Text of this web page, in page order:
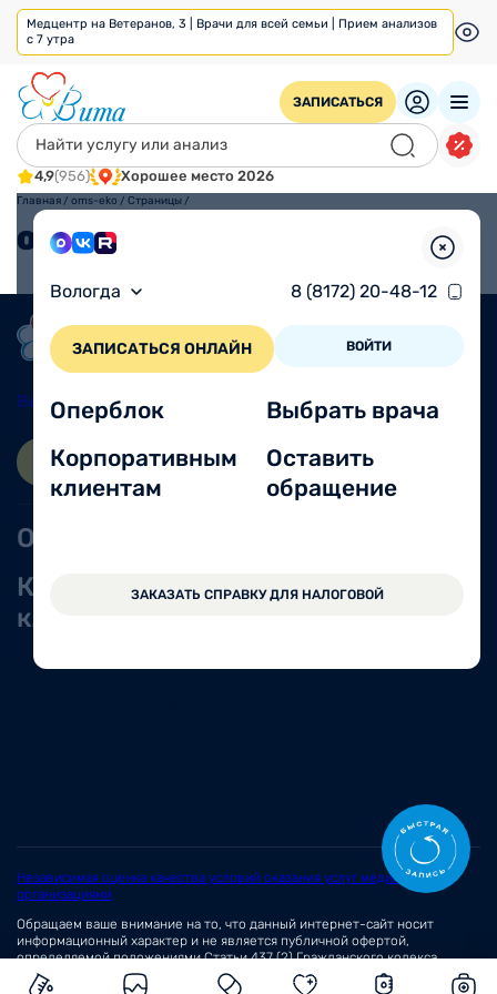
Медцентр на Ветеранов, 3 | Врачи для всей семьи | Прием анализов
с 7 утра
ЗАПИСАТЬСЯ
4,9(956) Хорошее место 2026
Вологда 8 (8172) 20-48-12
ЗАПИСАТЬСЯ ОНЛАЙН ВОЙТИ
Оперблок
Корпоративным
клиентам
Выбрать врача
Оставить
обращение
ЗАКАЗАТЬ СПРАВКУ ДЛЯ НАЛОГОВОЙ
Главная / oms-eko / Страницы /
ОМС ЭКО
Вологда 8 (8172) 20-48-12
ЗАПИСАТЬСЯ ОНЛАЙН ВОЙТИ
Оперблок
Корпоративным
клиентам
Оставить
Независимая оценка качества условий оказания услуг медицинскими
организациями
Обращаем ваше внимание на то, что данный интернет-сайт носит
информационный характер и не является публичной офертой,
определяемой положениямиСтатьи 437 (2)Гражданского кодекса
Российской Федерации.